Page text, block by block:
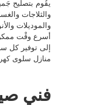
يقُوم بتصليح
والثلاجات
والموديلات
أسرع وقْت
إلى توفير كل
منازل سلوى
فني